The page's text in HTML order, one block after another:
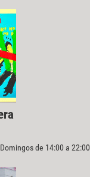
de 14:00 a 22:00